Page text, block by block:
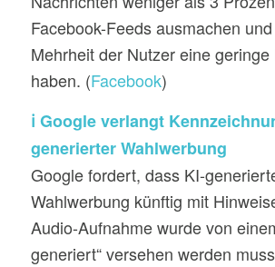
Facebook-Feeds ausmachen
Mehrheit der Nutzer eine geringe
haben. (Facebook)
ℹ️ Google verlangt
generierter Wahlwerbung
Google fordert, dass KI-
Wahlwerbung künftig mit
Audio-Aufnahme wurde von
generiert“ versehen werden